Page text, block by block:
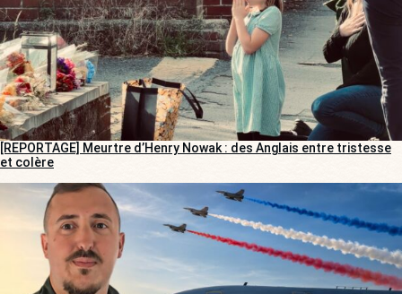
[REPORTAGE] Meurtre d’Henry Nowak : des Anglais entre tristesse
et colère